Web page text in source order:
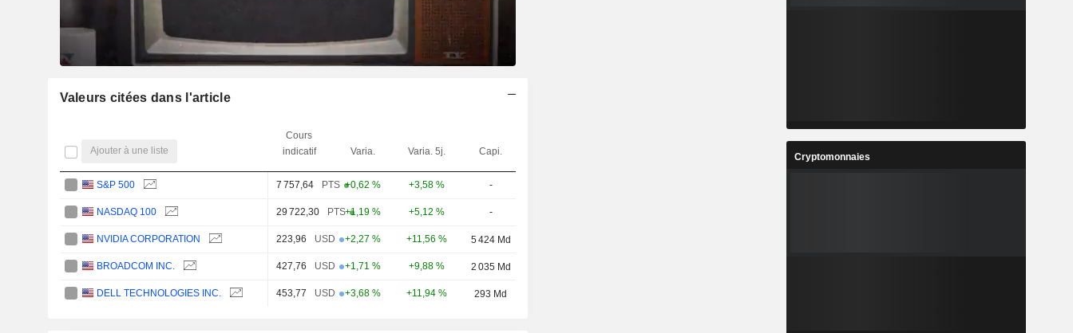
Valeurs citées dans l'article
Ajouter à une liste
Cours
indicatif
Varia. Varia. 5j. Capi.
S&P 500 7 757,64 PTS +0,62 % +3,58 % -
NASDAQ 100 29 722,30 PTS+1,19 % +5,12 % -
NVIDIA CORPORATION 223,96 USD +2,27 % +11,56 % 5 424 Md
BROADCOM INC. 427,76 USD +1,71 % +9,88 % 2 035 Md
DELL TECHNOLOGIES INC. 453,77 USD +3,68 % +11,94 % 293 Md
Cryptomonnaies